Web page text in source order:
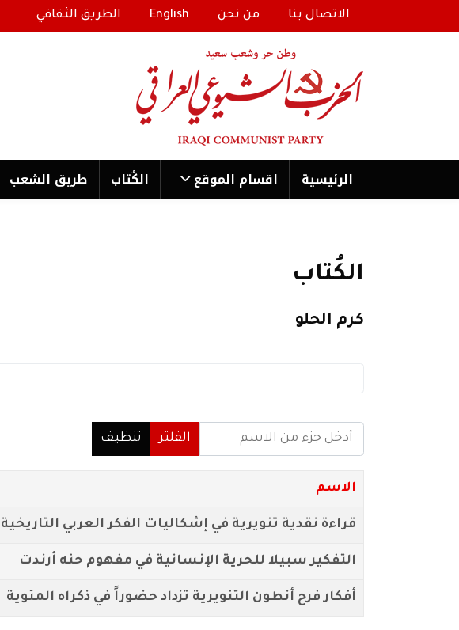
الاتصال بنا من نحن English الطريق الثقافي
الرئیسية اقسام الموقع الكُتاب طریق الشعب
الكُتاب
كرم الحلو
أدخل جزء من الاسم
الفلتر تنظيف
الاسم
قراءة نقدية تنويرية في إشكاليات الفكر العربي التاريخية
التفكير سبيلا للحرية الإنسانية في مفهوم حنه أرندت
أفكار فرح أنطون التنويرية تزداد حضوراً في ذكراه المئوية